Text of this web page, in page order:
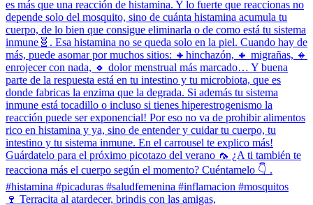
🍷 Terracita al atardecer, brindis con las amigas,